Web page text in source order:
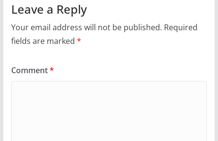
Leave a Reply
Your email address will not be published. Required
fields are marked *
Comment*